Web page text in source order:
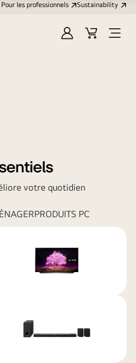
Pour les professionnels Sustainability
Se
Open
votre quotidien
PRODUITS PC